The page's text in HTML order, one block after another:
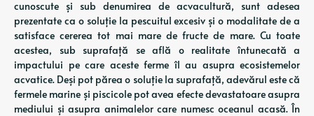
cunoscute și sub denumirea de acvacultură, sunt adesea
prezentate ca o soluție la pescuitul excesiv și o modalitate de a
satisface cererea tot mai mare de fructe de mare. Cu toate
acestea, sub suprafață se află o realitate întunecată a
impactului pe care aceste ferme îl au asupra ecosistemelor
acvatice. Deși pot părea o soluție la suprafață, adevărul este că
fermele marine și piscicole pot avea efecte devastatoare asupra
mediului și asupra animalelor care numesc oceanul acasă. În